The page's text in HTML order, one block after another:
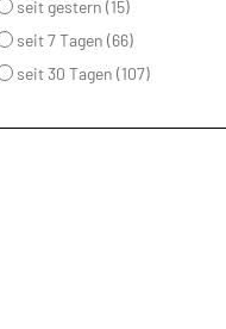
seit gestern (15)
seit 7 Tagen (66)
seit 30 Tagen (107)